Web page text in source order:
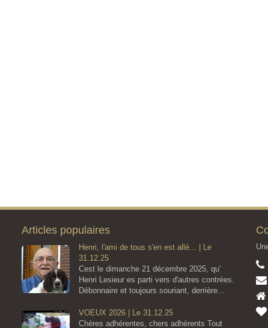
Articles populaires
Henri, l'ami de tous s'en est allé... | Le
31.12.25
Cest le dimanche 21 décembre 2025, qu'
Henri Lesieur es parti vers d'autres contrées.
Débonnaire et toujours souriant, derrière...
VOEUX 2026 | Le 31.12.25
Chères adhérentes, chers adhérents Tout